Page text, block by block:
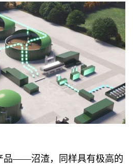
品——沼渣，同样具有极高的